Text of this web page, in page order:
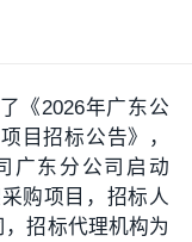
《2026年广东公
目招标公告》，
广东分公司启动
购项目，招标人
招标代理机构为